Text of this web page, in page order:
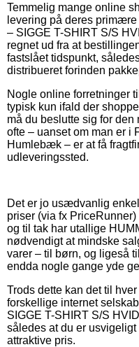
Temmelig mange online
levering på deres
– SIGGE T-SHIRT S/S
regnet ud fra at
fastslået tidspunkt,
distribueret forinden
Nogle online forretninger
typisk kun ifald der
må du beslutte sig for
ofte – uanset om man er i
Humlebæk – er at få
udleveringssted.
Det er jo usædvanlig
priser (via fx
og til tak har utallige
nødvendigt at mindske
varer – til børn, og ligeså
endda nogle gange yde
Trods dette kan det til
forskellige internet
SIGGE T-SHIRT S/S
således at du er
attraktive pris.